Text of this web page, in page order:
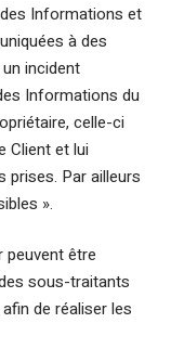
Informations et
à des
incident
Informations du
celle-ci
Client et lui
prises. Par ailleurs
».
peuvent être
sous-traitants
de réaliser les